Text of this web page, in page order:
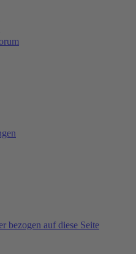
auf diese Seite